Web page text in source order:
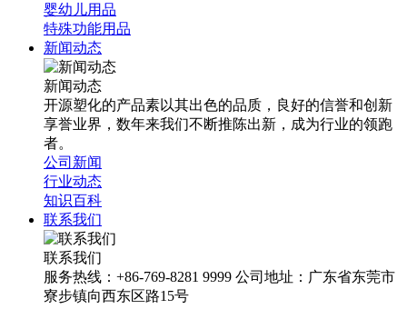
婴幼儿用品
特殊功能用品
新闻动态
新闻动态
开源塑化的产品素以其出色的品质，良好的信誉和创新
享誉业界，数年来我们不断推陈出新，成为行业的领跑
者。
公司新闻
行业动态
知识百科
联系我们
联系我们
服务热线：+86-769-8281 9999 公司地址：广东省东莞市
寮步镇向西东区路15号